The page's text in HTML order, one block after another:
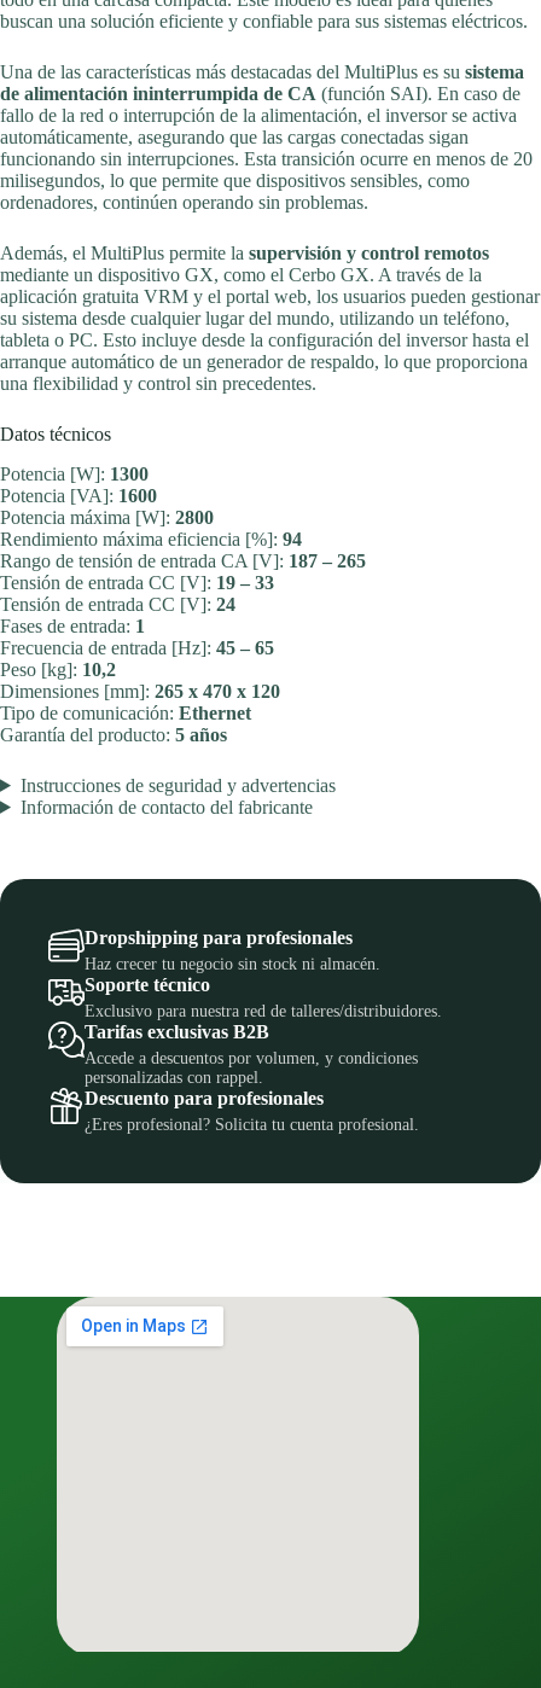
buscan una solución eficiente y confiable para sus sistemas eléctricos.
Una de las características más destacadas del MultiPlus es su sistema
de alimentación ininterrumpida de CA (función SAI). En caso de
fallo de la red o interrupción de la alimentación, el inversor se activa
automáticamente, asegurando que las cargas conectadas sigan
funcionando sin interrupciones. Esta transición ocurre en menos de 20
milisegundos, lo que permite que dispositivos sensibles, como
ordenadores, continúen operando sin problemas.
Además, el MultiPlus permite la supervisión y control remotos
mediante un dispositivo GX, como el Cerbo GX. A través de la
aplicación gratuita VRM y el portal web, los usuarios pueden gestionar
su sistema desde cualquier lugar del mundo, utilizando un teléfono,
tableta o PC. Esto incluye desde la configuración del inversor hasta el
arranque automático de un generador de respaldo, lo que proporciona
una flexibilidad y control sin precedentes.
Datos técnicos
Potencia [W]: 1300
Potencia [VA]: 1600
Potencia máxima [W]: 2800
Rendimiento máxima eficiencia [%]: 94
Rango de tensión de entrada CA [V]: 187 – 265
Tensión de entrada CC [V]: 19 – 33
Tensión de entrada CC [V]: 24
Fases de entrada: 1
Frecuencia de entrada [Hz]: 45 – 65
Peso [kg]: 10,2
Dimensiones [mm]: 265 x 470 x 120
Tipo de comunicación: Ethernet
Garantía del producto: 5 años
Instrucciones de seguridad y advertencias
Información de contacto del fabricante
Dropshipping para profesionales
Haz crecer tu negocio sin stock ni almacén.
Soporte técnico
Exclusivo para nuestra red de talleres/distribuidores.
Tarifas exclusivas B2B
Accede a descuentos por volumen, y condiciones
personalizadas con rappel.
Descuento para profesionales
¿Eres profesional? Solicita tu cuenta profesional.